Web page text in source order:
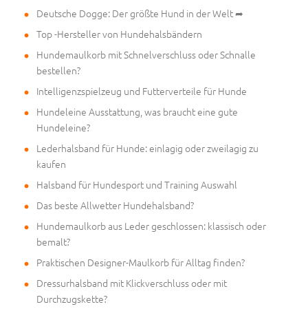
Deutsche Dogge: Der größte Hund in der Welt ➦
Top -Hersteller von Hundehalsbändern
Hundemaulkorb mit Schnelverschluss oder Schnalle
bestellen?
Intelligenzspielzeug und Futterverteile für Hunde
Hundeleine Ausstattung, was braucht eine gute
Hundeleine?
Lederhalsband für Hunde: einlagig oder zweilagig zu
kaufen
Halsband für Hundesport und Training Auswahl
Das beste Allwetter Hundehalsband?
Hundemaulkorb aus Leder geschlossen: klassisch oder
bemalt?
Praktischen Designer-Maulkorb für Alltag finden?
Dressurhalsband mit Klickverschluss oder mit
Durchzugskette?